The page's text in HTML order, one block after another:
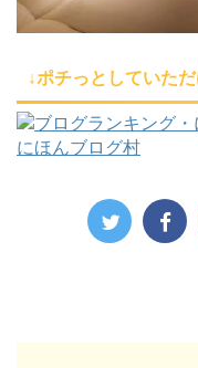
↓ポチっとしていた
にほんブログ村